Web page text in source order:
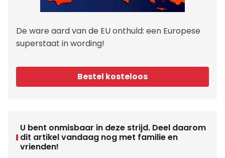
De ware aard van de EU onthuld: een Europese
superstaat in wording!
Bestel kosteloos
U bent onmisbaar in deze strijd. Deel daarom
dit artikel vandaag nog met familie en
vrienden!